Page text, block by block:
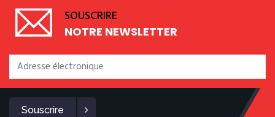
SOUSCRIRE
NOTRE NEWSLETTER
Souscrire